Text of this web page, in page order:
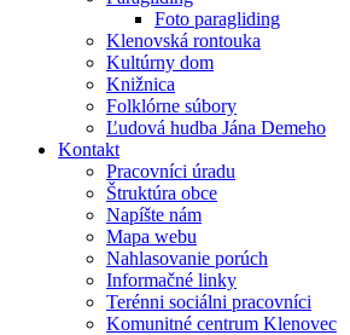
Foto paragliding
Klenovská rontouka
Kultúrny dom
Knižnica
Folklórne súbory
Ľudová hudba Jána Demeho
Kontakt
Pracovníci úradu
Štruktúra obce
Napíšte nám
Mapa webu
Nahlasovanie porúch
Informačné linky
Terénni sociálni pracovníci
Komunitné centrum Klenovec